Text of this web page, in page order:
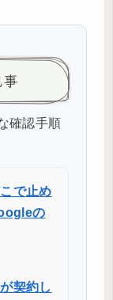
確認手順
で止め
の
契約し